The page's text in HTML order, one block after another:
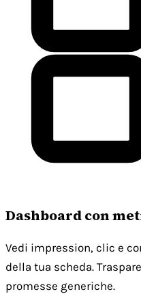
Dashboard con
Vedi impression, clic e
della tua scheda.
promesse generiche.